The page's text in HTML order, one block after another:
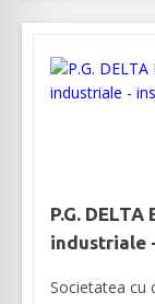
P.G.
industriale
Societatea cu